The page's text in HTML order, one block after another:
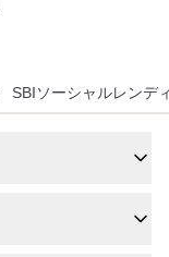
SBIソーシャルレンデ